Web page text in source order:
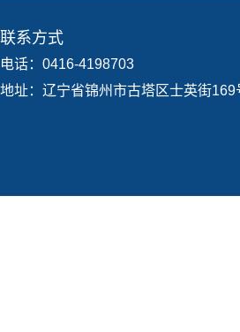
联系方式
电话：0416-4198703
地址：辽宁省锦州市古塔区士英街169